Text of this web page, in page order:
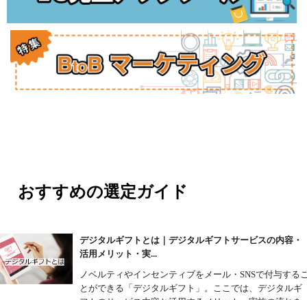
おすすめの選定ガイド
デジタルギフトとは｜デジタルギフトサービスの内容・
活用メリット・実...
ノベルティやインセンティブをメール・SNSで付与する
とができる「デジタルギフト」。ここでは、デジタルギ